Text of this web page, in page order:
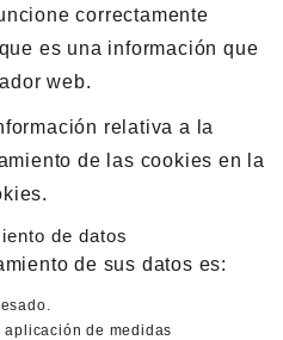
correctamente
es una información que
web.
relativa a la
de las cookies en la
.
de datos
de sus datos es:
de medidas